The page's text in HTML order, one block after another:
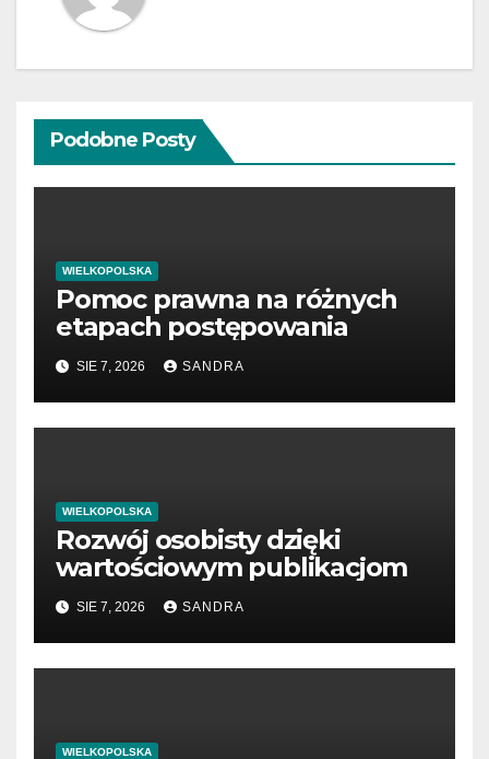
Podobne Posty
WIELKOPOLSKA
Pomoc prawna na różnych
etapach postępowania
SIE 7, 2026 SANDRA
WIELKOPOLSKA
Rozwój osobisty dzięki
wartościowym publikacjom
SIE 7, 2026 SANDRA
WIELKOPOLSKA